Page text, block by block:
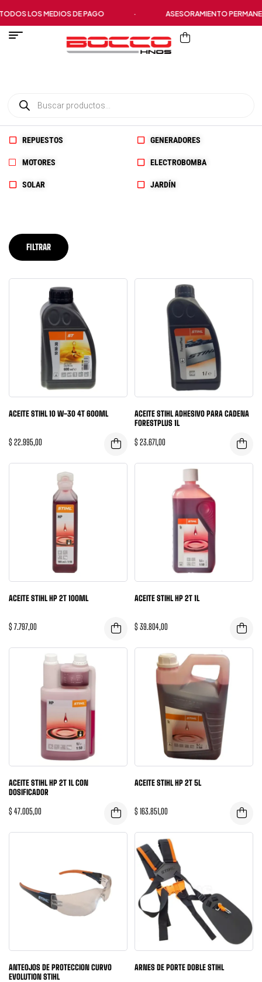
LOS MEDIOS DE PAGO ASESORAMIENTO
REPUESTOS GENERADORES
MOTORES ELECTROBOMBA
SOLAR JARDÍN
FILTRAR
ACEITE STIHL 10 W-30 4T 600ML
$ 22.995,00
ACEITE STIHL ADHESIVO PARA CADENA
FORESTPLUS 1L
$ 23.671,00
ACEITE STIHL HP 2T 100ML
$ 7.797,00
ACEITE STIHL HP 2T 1L
$ 39.804,00
ACEITE STIHL HP 2T 1L CON
DOSIFICADOR
$ 47.005,00
ACEITE STIHL HP 2T 5L
$ 163.851,00
ANTEOJOS DE PROTECCION CURVO
EVOLUTION STIHL
ARNES DE PORTE DOBLE STIHL